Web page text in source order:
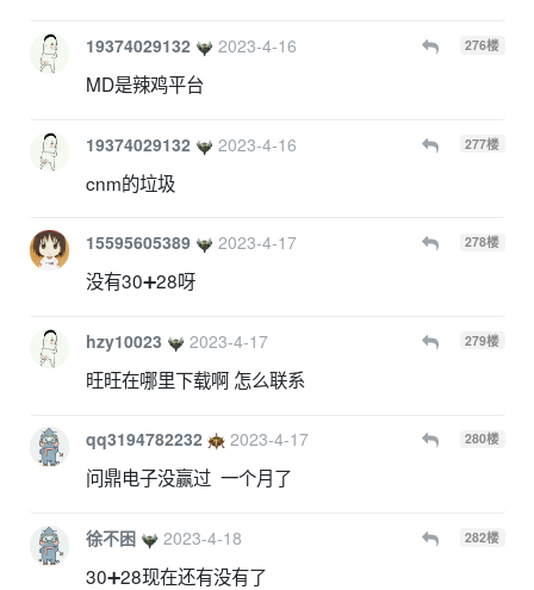
19374029132 2023-4-16 276楼
MD是辣鸡平台
19374029132 2023-4-16 277楼
cnm的垃圾
15595605389 2023-4-17 278楼
没有30➕28呀
hzy10023 2023-4-17 279楼
旺旺在哪里下载啊 怎么联系
qq3194782232 2023-4-17 280楼
问鼎电子没赢过 一个月了
徐不困 2023-4-18 282楼
30➕28现在还有没有了